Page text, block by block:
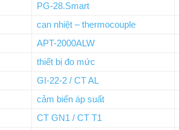
PG-28.Smart
can nhiệt – thermocouple
APT-2000ALW
thiết bị đo mức
GI-22-2 / CT AL
cảm biến áp suất
CT GN1 / CT T1